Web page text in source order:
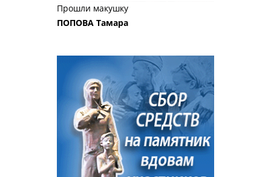
Прошли макушку
ПОПОВА Тамара